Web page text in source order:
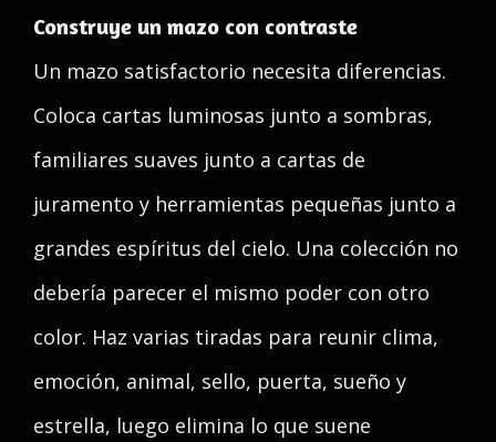
Construye un mazo con contraste
Un mazo satisfactorio necesita diferencias.
Coloca cartas luminosas junto a sombras,
familiares suaves junto a cartas de
juramento y herramientas pequeñas junto a
grandes espíritus del cielo. Una colección no
debería parecer el mismo poder con otro
color. Haz varias tiradas para reunir clima,
emoción, animal, sello, puerta, sueño y
estrella, luego elimina lo que suene